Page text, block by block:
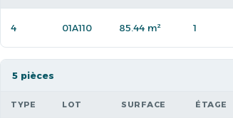
4 01A110 85.44 m² 1
5 pièces
TYPE LOT SURFACE ÉTAGE